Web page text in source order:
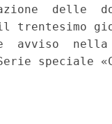
delle
trentesimo
avviso
speciale